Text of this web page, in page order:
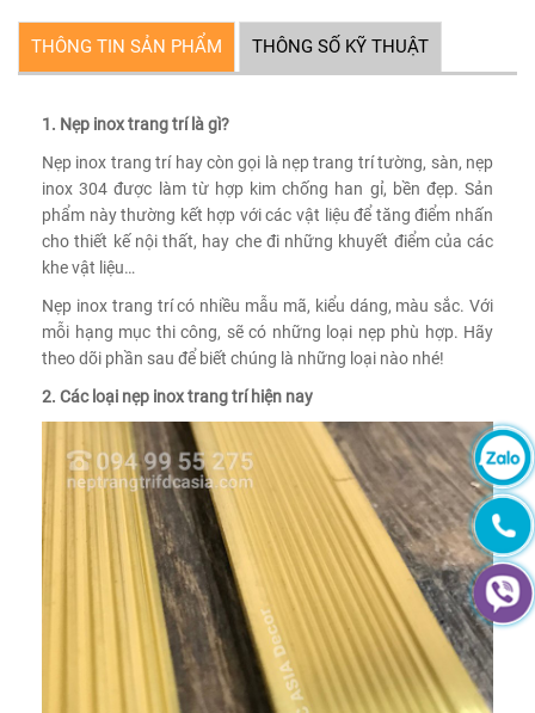
THÔNG TIN SẢN PHẨM THÔNG SỐ KỸ THUẬT
1. Nẹp inox trang trí là gì?
Nẹp inox trang trí hay còn gọi là nẹp trang trí tường, sàn, nẹp
inox 304 được làm từ hợp kim chống han gỉ, bền đẹp. Sản
phẩm này thường kết hợp với các vật liệu để tăng điểm nhấn
cho thiết kế nội thất, hay che đi những khuyết điểm của các
khe vật liệu…
Nẹp inox trang trí có nhiều mẫu mã, kiểu dáng, màu sắc. Với
mỗi hạng mục thi công, sẽ có những loại nẹp phù hợp. Hãy
theo dõi phần sau để biết chúng là những loại nào nhé!
2. Các loại nẹp inox trang trí hiện nay